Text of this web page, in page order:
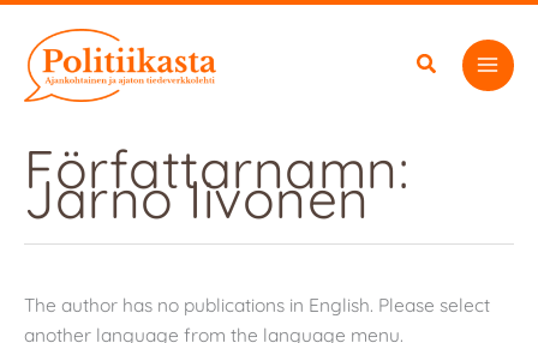
innehåll
Författarnamn:
Jarno Iivonen
The author has no publications in English. Please select
another language from the language menu.